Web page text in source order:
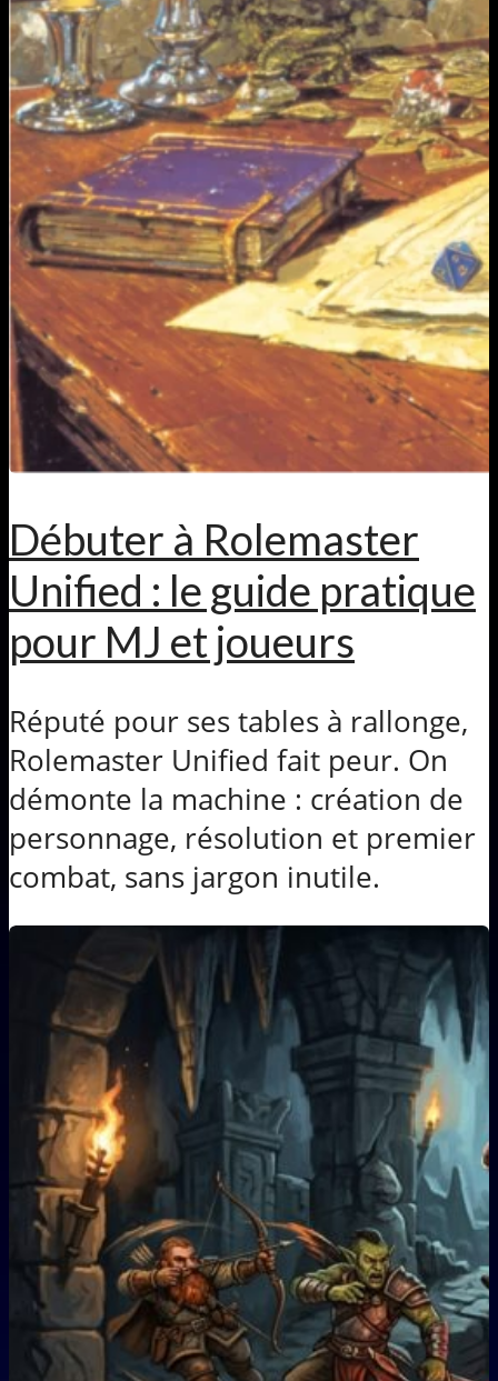
Débuter à Rolemaster
Unified : le guide pratique
pour MJ et joueurs
Réputé pour ses tables à rallonge,
Rolemaster Unified fait peur. On
démonte la machine : création de
personnage, résolution et premier
combat, sans jargon inutile.